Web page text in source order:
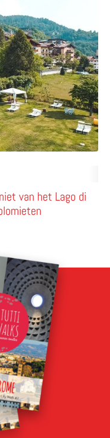
van het Lago di